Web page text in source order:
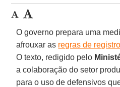
O governo prepara uma
afrouxar as regras de
O texto, redigido pelo
a colaboração do setor
para o uso de defensivos